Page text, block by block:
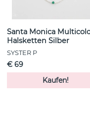
Santa Monica
Halsketten Silber
SYSTER P
€ 69
Kaufen!